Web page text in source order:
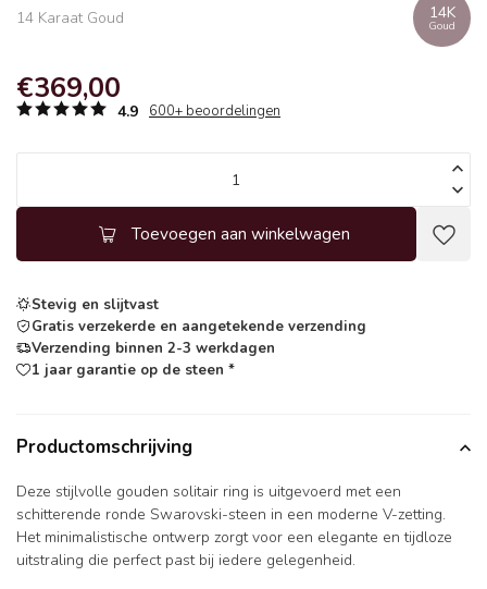
14 Karaat Goud 14K
Goud
€369,00
4.9 600+ beoordelingen
Toevoegen aan winkelwagen
Stevig en slijtvast
Gratis verzekerde en aangetekende verzending
Verzending binnen 2-3 werkdagen
1 jaar garantie op de steen *
Productomschrijving
Deze stijlvolle gouden solitair ring is uitgevoerd met een
schitterende ronde Swarovski-steen in een moderne V-zetting.
Het minimalistische ontwerp zorgt voor een elegante en tijdloze
uitstraling die perfect past bij iedere gelegenheid.